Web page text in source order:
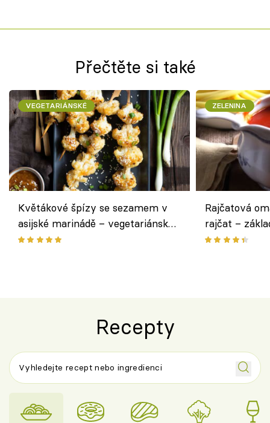
Přečtěte si také
VEGETARIÁNSKÉ
Květákové špízy se sezamem v
asijské marinádě – vegetariánská
chuťovka z grilu
ZELENINA
Rajčatová
rajčat –
Recepty